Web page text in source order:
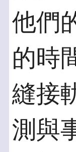
他們
的時
縫接
測與